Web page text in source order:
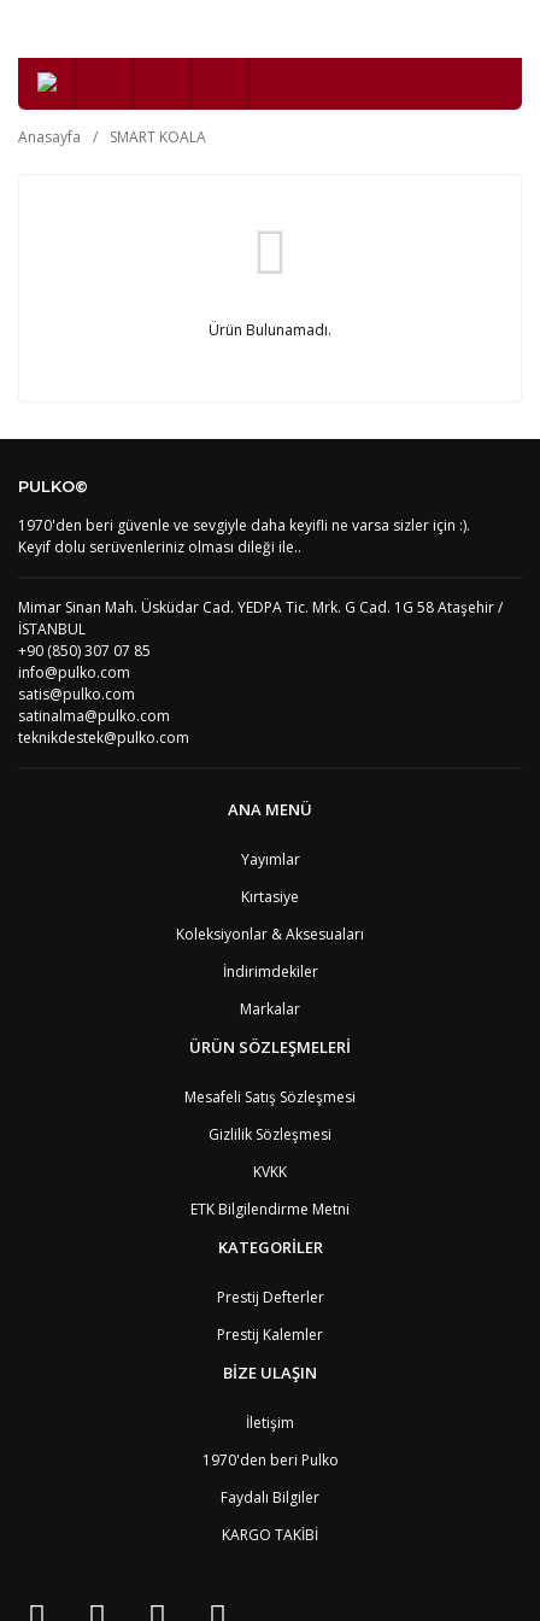
Anasayfa SMART KOALA
Ürün Bulunamadı.
PULKO©
1970'den beri güvenle ve sevgiyle daha keyifli ne varsa sizler için :).
Keyif dolu serüvenleriniz olması dileği ile..
Mimar Sinan Mah. Üsküdar Cad. YEDPA Tic. Mrk. G Cad. 1G 58 Ataşehir /
İSTANBUL
+90 (850) 307 07 85
info@pulko.com
satis@pulko.com
satinalma@pulko.com
teknikdestek@pulko.com
ANA MENÜ
Yayımlar
Kırtasiye
Koleksiyonlar & Aksesuaları
İndirimdekiler
Markalar
ÜRÜN SÖZLEŞMELERİ
Mesafeli Satış Sözleşmesi
Gizlilik Sözleşmesi
KVKK
ETK Bilgilendirme Metni
KATEGORİLER
Prestij Defterler
Prestij Kalemler
BİZE ULAŞIN
İletişim
1970'den beri Pulko
Faydalı Bilgiler
KARGO TAKİBİ